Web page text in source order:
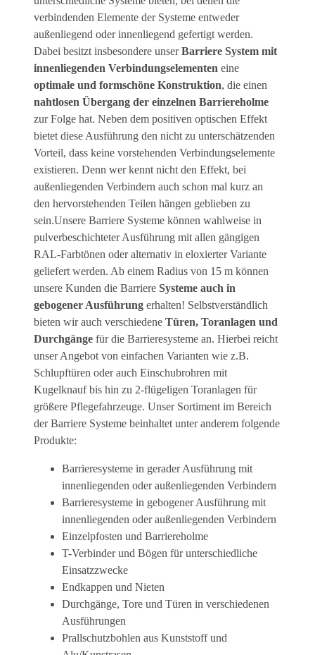
verbindenden Elemente der Systeme entweder
außenliegend oder innenliegend gefertigt werden.
Dabei besitzt insbesondere unserBarriere System mit
innenliegenden Verbindungselementen eine
optimale und formschöne Konstruktion, die einen
nahtlosen Übergang der einzelnen Barriereholme
zur Folge hat. Neben dem positiven optischen Effekt
bietet diese Ausführung den nicht zu unterschätzenden
Vorteil, dass keine vorstehenden Verbindungselemente
existieren. Denn wer kennt nicht den Effekt, bei
außenliegenden Verbindern auch schon mal kurz an
den hervorstehenden Teilen hängen geblieben zu
sein.Unsere Barriere Systeme können wahlweise in
pulverbeschichteter Ausführung mit allen gängigen
RAL-Farbtönen oder alternativ in eloxierter Variante
geliefert werden. Ab einem Radius von 15 m können
unsere Kunden die Barriere Systeme auch in
gebogener Ausführung erhalten! Selbstverständlich
bieten wir auch verschiedene Türen, Toranlagen und
Durchgänge für die Barrieresysteme an. Hierbei reicht
unser Angebot von einfachen Varianten wie z.B.
Schlupftüren oder auch Einschubrohren mit
Kugelknauf bis hin zu 2-flügeligen Toranlagen für
größere Pflegefahrzeuge. Unser Sortiment im Bereich
der Barriere Systeme beinhaltet unter anderem folgende
Produkte:
Barrieresysteme in gerader Ausführung mit
innenliegenden oder außenliegenden Verbindern
Barrieresysteme in gebogener Ausführung mit
innenliegenden oder außenliegenden Verbindern
Einzelpfosten und Barriereholme
T-Verbinder und Bögen für unterschiedliche
Einsatzzwecke
Endkappen und Nieten
Durchgänge, Tore und Türen in verschiedenen
Ausführungen
Prallschutzbohlen aus Kunststoff und